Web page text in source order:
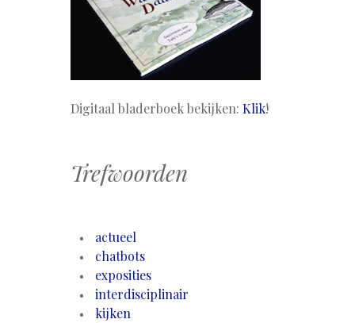
Digitaal bladerboek bekijken: Klik!
Trefwoorden
actueel
chatbots
exposities
interdisciplinair
kijken